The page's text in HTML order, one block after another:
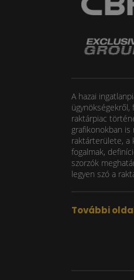
A hazai
raktárpiac
grafikonokban
raktárterülete, a
fogalmak,
szorzók
legyen szó a
További